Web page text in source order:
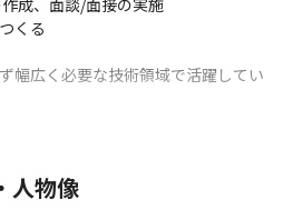
くる
幅広く必要な技術領域で活躍してい
候補を探しております。
、自社コンテンツでのストック収益
人物像